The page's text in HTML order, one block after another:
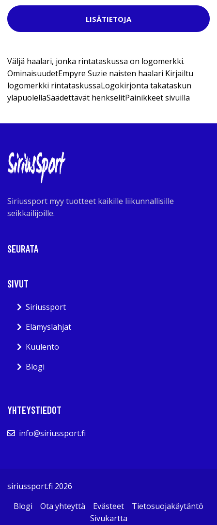
LISÄTIETOJA
Väljä haalari, jonka rintataskussa on logomerkki.
OminaisuudetEmpyre Suzie naisten haalari Kirjailtu
logomerkki rintataskussaLogokirjonta takataskun
yläpuolellaSäädettävät henkselitPainikkeet sivuilla
Siriussport myy tuotteet kaikille liikunnallisille
seikkailijoille.
SEURATA
SIVUT
Siriussport
Elämyslahjat
Kuulento
Blogi
YHTEYSTIEDOT
info@siriussport.fi
siriussport.fi 2026
Blogi
Ota yhteyttä Evästeet
Tietosuojakäytäntö
Sivukartta